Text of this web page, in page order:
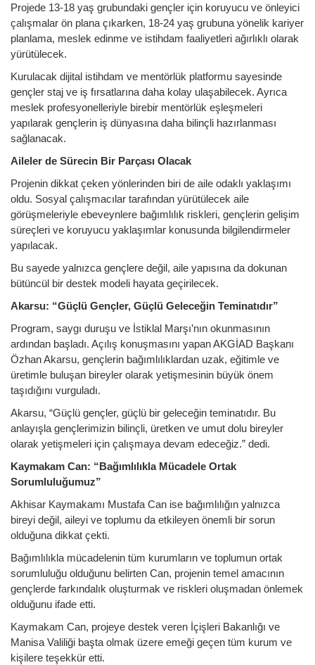
Projede 13-18 yaş grubundaki gençler için koruyucu ve önleyici
çalışmalar ön plana çıkarken, 18-24 yaş grubuna yönelik kariyer
planlama, meslek edinme ve istihdam faaliyetleri ağırlıklı olarak
yürütülecek.
Kurulacak dijital istihdam ve mentörlük platformu sayesinde
gençler staj ve iş fırsatlarına daha kolay ulaşabilecek. Ayrıca
meslek profesyonelleriyle birebir mentörlük eşleşmeleri
yapılarak gençlerin iş dünyasına daha bilinçli hazırlanması
sağlanacak.
Aileler de Sürecin Bir Parçası Olacak
Projenin dikkat çeken yönlerinden biri de aile odaklı yaklaşımı
oldu. Sosyal çalışmacılar tarafından yürütülecek aile
görüşmeleriyle ebeveynlere bağımlılık riskleri, gençlerin gelişim
süreçleri ve koruyucu yaklaşımlar konusunda bilgilendirmeler
yapılacak.
Bu sayede yalnızca gençlere değil, aile yapısına da dokunan
bütüncül bir destek modeli hayata geçirilecek.
Akarsu: “Güçlü Gençler, Güçlü Geleceğin Teminatıdır”
Program, saygı duruşu ve İstiklal Marşı’nın okunmasının
ardından başladı. Açılış konuşmasını yapan AKGİAD Başkanı
Özhan Akarsu, gençlerin bağımlılıklardan uzak, eğitimle ve
üretimle buluşan bireyler olarak yetişmesinin büyük önem
taşıdığını vurguladı.
Akarsu, “Güçlü gençler, güçlü bir geleceğin teminatıdır. Bu
anlayışla gençlerimizin bilinçli, üretken ve umut dolu bireyler
olarak yetişmeleri için çalışmaya devam edeceğiz.” dedi.
Kaymakam Can: “Bağımlılıkla Mücadele Ortak
Sorumluluğumuz”
Akhisar Kaymakamı Mustafa Can ise bağımlılığın yalnızca
bireyi değil, aileyi ve toplumu da etkileyen önemli bir sorun
olduğuna dikkat çekti.
Bağımlılıkla mücadelenin tüm kurumların ve toplumun ortak
sorumluluğu olduğunu belirten Can, projenin temel amacının
gençlerde farkındalık oluşturmak ve riskleri oluşmadan önlemek
olduğunu ifade etti.
Kaymakam Can, projeye destek veren İçişleri Bakanlığı ve
Manisa Valiliği başta olmak üzere emeği geçen tüm kurum ve
kişilere teşekkür etti.